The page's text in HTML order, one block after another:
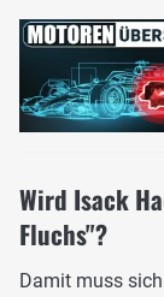
Wird Isack
Fluchs"?
Damit muss